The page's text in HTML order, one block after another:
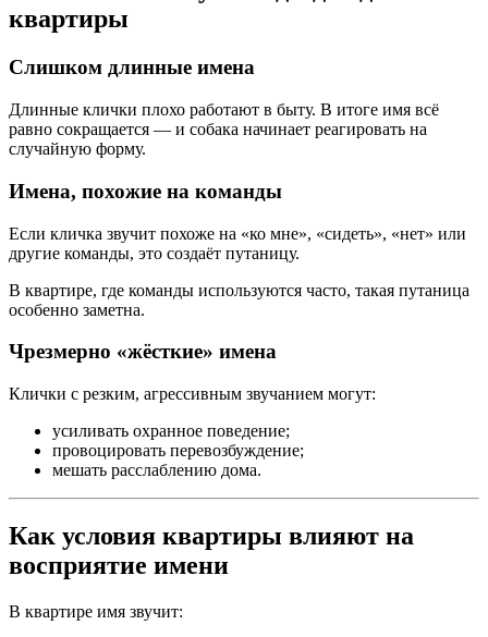
квартиры
Слишком длинные имена
Длинные клички плохо работают в быту. В итоге имя всё
равно сокращается — и собака начинает реагировать на
случайную форму.
Имена, похожие на команды
Если кличка звучит похоже на «ко мне», «сидеть», «нет» или
другие команды, это создаёт путаницу.
В квартире, где команды используются часто, такая путаница
особенно заметна.
Чрезмерно «жёсткие» имена
Клички с резким, агрессивным звучанием могут:
усиливать охранное поведение;
провоцировать перевозбуждение;
мешать расслаблению дома.
Как условия квартиры влияют на
восприятие имени
В квартире имя звучит: